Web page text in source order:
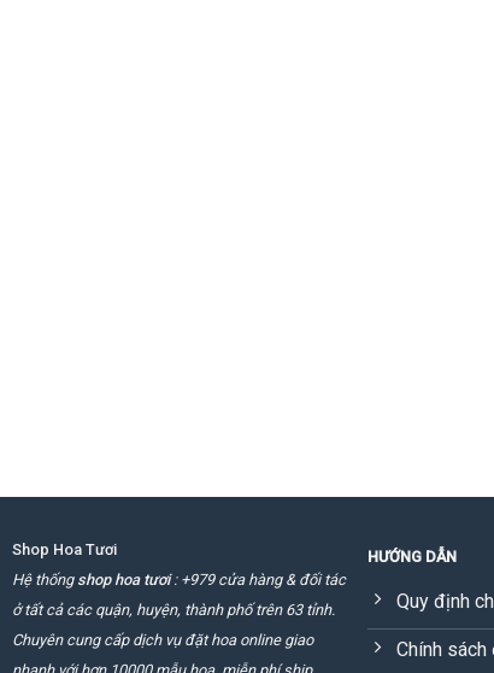
Shop Hoa Tươi
Hệ thống shop hoa tươi: +979 cửa hàng & đối tác
ở tất cả các quận, huyện, thành phố trên 63 tỉnh.
Chuyên cung cấp dịch vụ đặt hoa online giao
HƯỚNG DẪN
Quy định
Chính